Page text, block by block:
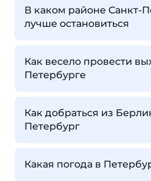
В каком районе Санкт-
лучше остановиться
Как весело провести
Петербурге
Как добраться из
Петербург
Какая погода в